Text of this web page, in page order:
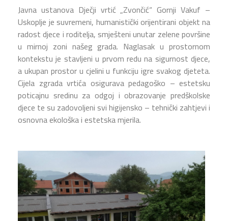
Javna ustanova Dječji vrtić „Zvončić“ Gornji Vakuf –
Uskoplje je suvremeni, humanistički orijentirani objekt na
radost djece i roditelja, smješteni unutar zelene površine
u mirnoj zoni našeg grada. Naglasak u prostornom
kontekstu je stavljeni u prvom redu na sigurnost djece,
a ukupan prostor u cjelini u funkciju igre svakog djeteta.
Cijela zgrada vrtića osigurava pedagoško – estetsku
poticajnu sredinu za odgoj i obrazovanje predškolske
djece te su zadovoljeni svi higijensko – tehnički zahtjevi i
osnovna ekološka i estetska mjerila.